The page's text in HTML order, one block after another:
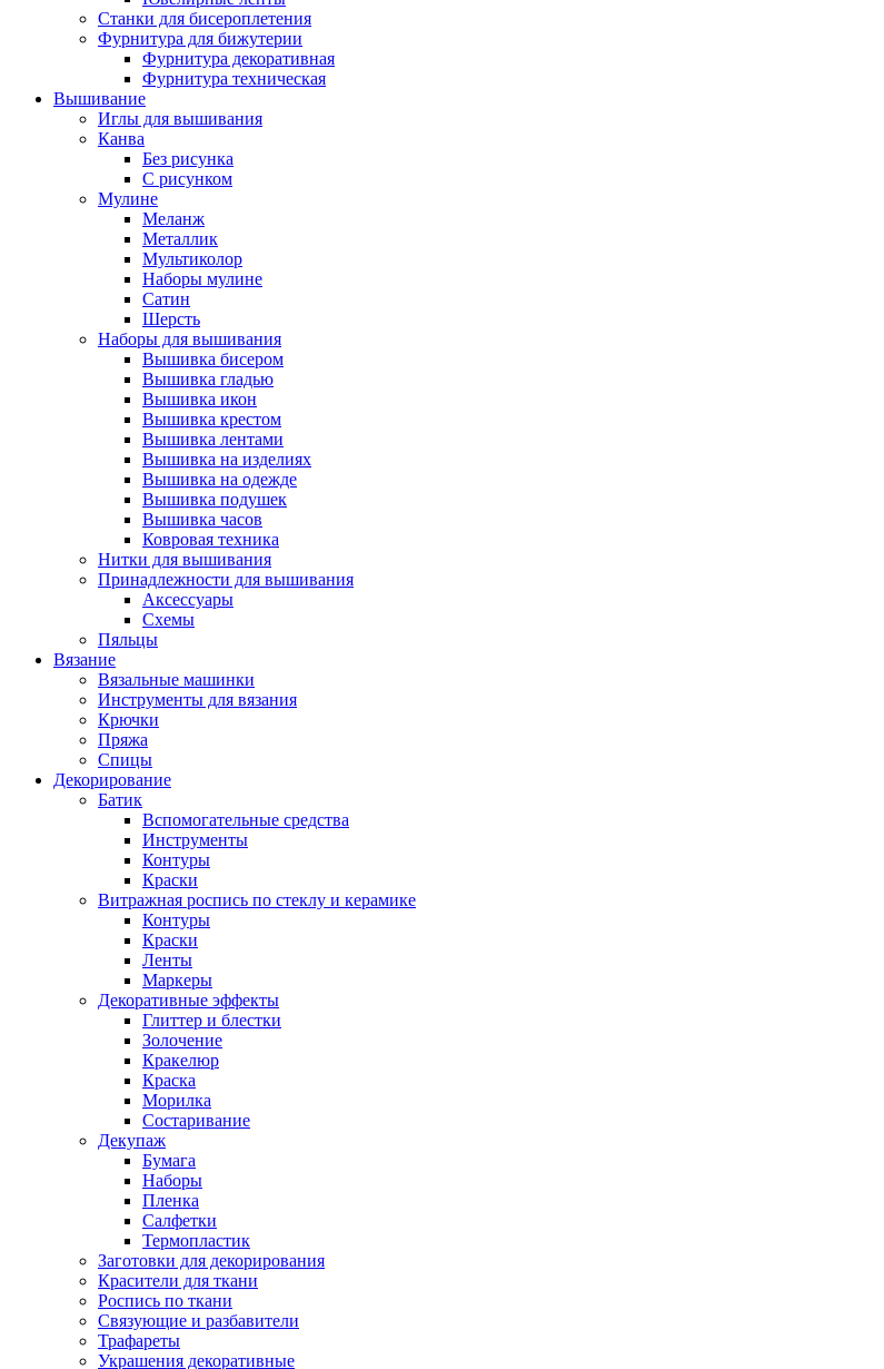
Станки для бисероплетения
Фурнитура для бижутерии
Фурнитура декоративная
Фурнитура техническая
Вышивание
Иглы для вышивания
Канва
Без рисунка
С рисунком
Мулине
Меланж
Металлик
Мультиколор
Наборы мулине
Сатин
Шерсть
Наборы для вышивания
Вышивка бисером
Вышивка гладью
Вышивка икон
Вышивка крестом
Вышивка лентами
Вышивка на изделиях
Вышивка на одежде
Вышивка подушек
Вышивка часов
Ковровая техника
Нитки для вышивания
Принадлежности для вышивания
Аксессуары
Схемы
Пяльцы
Вязание
Вязальные машинки
Инструменты для вязания
Крючки
Пряжа
Спицы
Декорирование
Батик
Вспомогательные средства
Инструменты
Контуры
Краски
Витражная роспись по стеклу и керамике
Контуры
Краски
Ленты
Маркеры
Декоративные эффекты
Глиттер и блестки
Золочение
Кракелюр
Краска
Морилка
Состаривание
Декупаж
Бумага
Наборы
Пленка
Салфетки
Термопластик
Заготовки для декорирования
Красители для ткани
Роспись по ткани
Связующие и разбавители
Трафареты
Украшения декоративные